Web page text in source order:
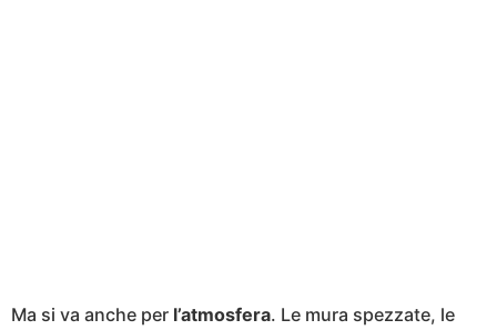
Ma si va anche per l’atmosfera. Le mura spezzate, le